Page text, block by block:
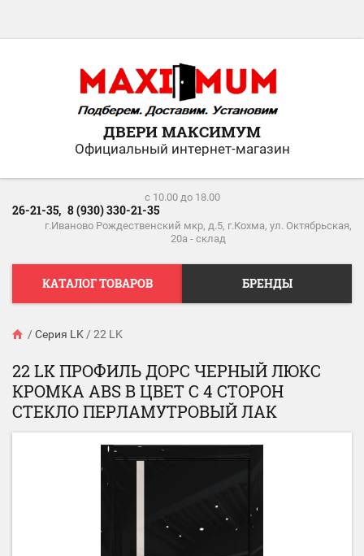
ДВЕРИ МАКСИМУМ
Официальный интернет-магазин
c 10.00 до 18.00
26-21-35, 8 (930) 330-21-35
г.Иваново Рождественский мкр, д.5, г.Кохма, ул. Октябрьская,
20а - склад
КАТАЛОГ ТОВАРОВ БРЕНДЫ
/ Серия LK / 22 LK
22 LK ПРОФИЛЬ ДОРС ЧЕРНЫЙ ЛЮКС
КРОМКА ABS В ЦВЕТ С 4 СТОРОН
СТЕКЛО ПЕРЛАМУТРОВЫЙ ЛАК